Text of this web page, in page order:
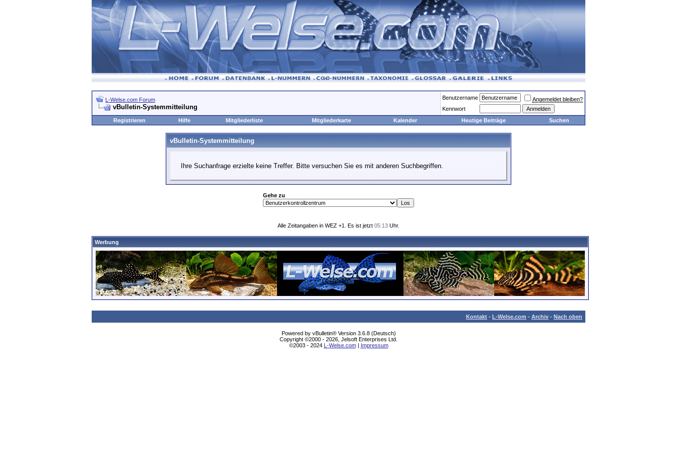
L-Welse.com Forum
vBulletin-Systemmitteilung
Benutzername
Angemeldet bleiben?
Kennwort
Registrieren
Hilfe Mitgliederliste Mitgliederkarte Kalender Heutige Beiträge Suchen
vBulletin-Systemmitteilung
Ihre Suchanfrage erzielte keine Treffer. Bitte versuchen Sie es mit anderen Suchbegriffen.
Gehe zu
Alle Zeitangaben in WEZ +1. Es ist jetzt 05:13 Uhr.
Werbung
Kontakt - L-Welse.com - Archiv - Nach oben
Powered by vBulletin® Version 3.6.8 (Deutsch)
Copyright ©2000 - 2026, Jelsoft Enterprises Ltd.
©2003 - 2024 L-Welse.com| Impressum